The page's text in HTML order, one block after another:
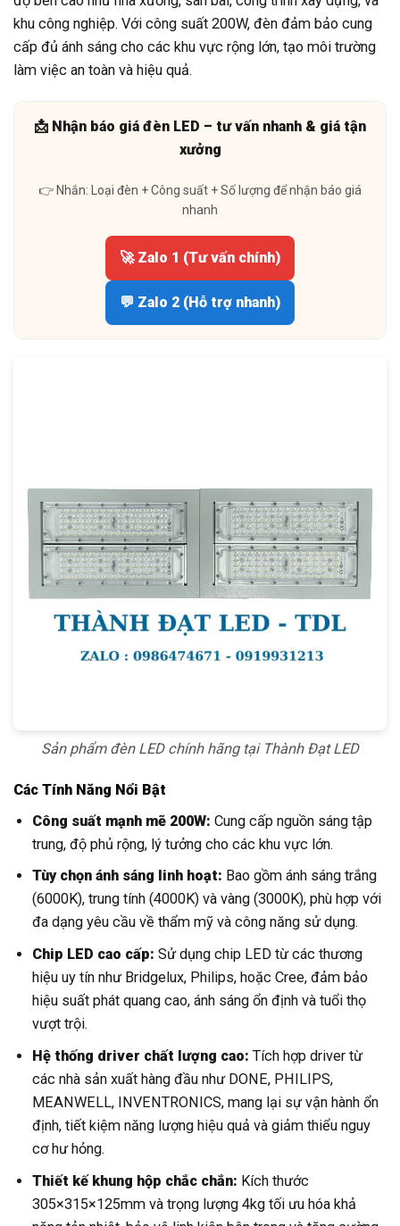
khu công nghiệp. Với công suất 200W, đèn đảm bảo cung
cấp đủ ánh sáng cho các khu vực rộng lớn, tạo môi trường
làm việc an toàn và hiệu quả.
📩 Nhận báo giá đèn LED – tư vấn nhanh & giá tận
xưởng
👉 Nhắn: Loại đèn + Công suất + Số lượng để nhận báo giá
nhanh
🚀 Zalo 1 (Tư vấn chính)
💬 Zalo 2 (Hỗ trợ nhanh)
Sản phẩm đèn LED chính hãng tại Thành Đạt LED
Các Tính Năng Nổi Bật
Công suất mạnh mẽ 200W: Cung cấp nguồn sáng tập
trung, độ phủ rộng, lý tưởng cho các khu vực lớn.
Tùy chọn ánh sáng linh hoạt: Bao gồm ánh sáng trắng
(6000K), trung tính (4000K) và vàng (3000K), phù hợp với
đa dạng yêu cầu về thẩm mỹ và công năng sử dụng.
Chip LED cao cấp: Sử dụng chip LED từ các thương
hiệu uy tín như Bridgelux, Philips, hoặc Cree, đảm bảo
hiệu suất phát quang cao, ánh sáng ổn định và tuổi thọ
vượt trội.
Hệ thống driver chất lượng cao: Tích hợp driver từ
các nhà sản xuất hàng đầu như DONE, PHILIPS,
MEANWELL, INVENTRONICS, mang lại sự vận hành ổn
định, tiết kiệm năng lượng hiệu quả và giảm thiểu nguy
cơ hư hỏng.
Thiết kế khung hộp chắc chắn: Kích thước
305×315×125mm và trọng lượng 4kg tối ưu hóa khả